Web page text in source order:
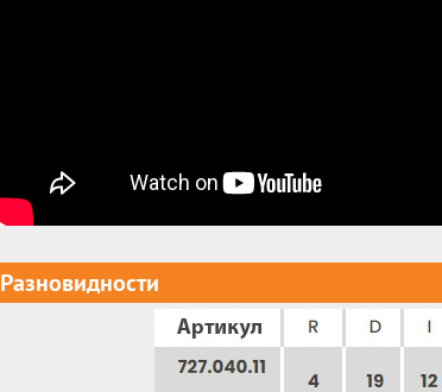
Разновидности